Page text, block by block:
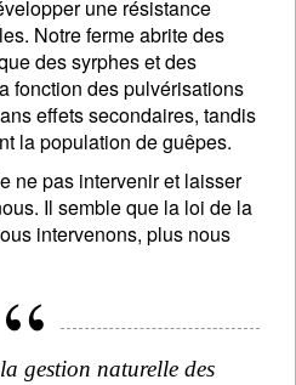
une résistance
Notre ferme abrite des
des syrphes et des
fonction des pulvérisations
effets secondaires, tandis
la population de guêpes.
ne pas intervenir et laisser
Il semble que la loi de la
intervenons, plus nous
gestion naturelle des
citoyen des Etats-Unis
utilisées conformément à
.